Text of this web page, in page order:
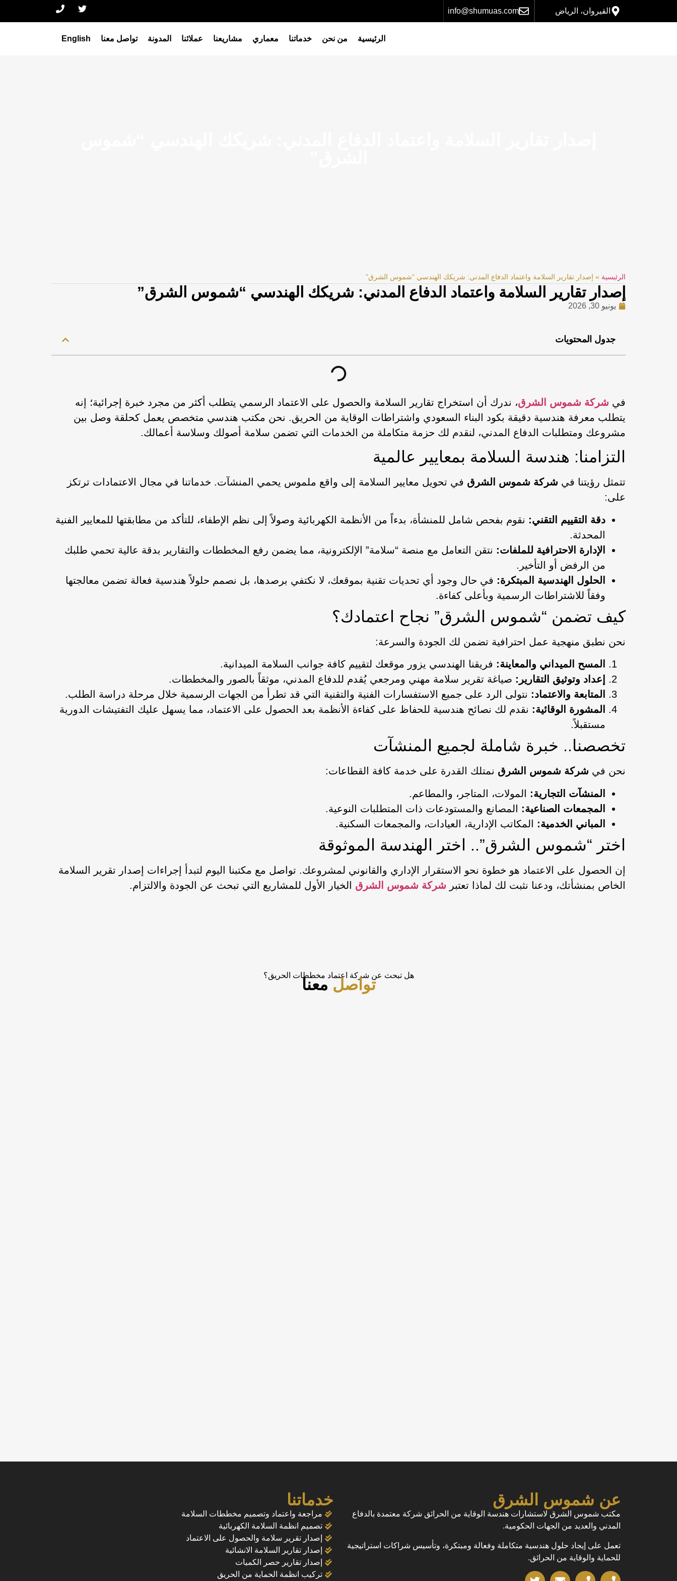
القيروان، الرياض info@shumuas.com
الرئيسية من نحن خدماتنا معماري مشاريعنا عملائنا المدونة تواصل معنا English
الرئيسية » إصدار تقارير السلامة واعتماد الدفاع المدني: شريكك الهندسي “شموس الشرق”
إصدار تقارير السلامة واعتماد الدفاع المدني: شريكك الهندسي “شموس الشرق”
يونيو 30, 2026
جدول المحتويات
في شركة شموس الشرق، ندرك أن استخراج تقارير السلامة والحصول على الاعتماد الرسمي يتطلب أكثر من مجرد خبرة إجرائية؛ إنه
يتطلب معرفة هندسية دقيقة بكود البناء السعودي واشتراطات الوقاية من الحريق. نحن مكتب هندسي متخصص يعمل كحلقة وصل بين
مشروعك ومتطلبات الدفاع المدني، لنقدم لك حزمة متكاملة من الخدمات التي تضمن سلامة أصولك وسلاسة أعمالك.
التزامنا: هندسة السلامة بمعايير عالمية
تتمثل رؤيتنا في شركة شموس الشرق في تحويل معايير السلامة إلى واقع ملموس يحمي المنشآت. خدماتنا في مجال الاعتمادات ترتكز
على:
دقة التقييم التقني: نقوم بفحص شامل للمنشأة، بدءاً من الأنظمة الكهربائية وصولاً إلى نظم الإطفاء، للتأكد من مطابقتها للمعايير الفنية
المحدثة.
الإدارة الاحترافية للملفات: نتقن التعامل مع منصة “سلامة” الإلكترونية، مما يضمن رفع المخططات والتقارير بدقة عالية تحمي طلبك
من الرفض أو التأخير.
الحلول الهندسية المبتكرة: في حال وجود أي تحديات تقنية بموقعك، لا نكتفي برصدها، بل نصمم حلولاً هندسية فعالة تضمن معالجتها
وفقاً للاشتراطات الرسمية وبأعلى كفاءة.
كيف تضمن “شموس الشرق” نجاح اعتمادك؟
نحن نطبق منهجية عمل احترافية تضمن لك الجودة والسرعة:
المسح الميداني والمعاينة: فريقنا الهندسي يزور موقعك لتقييم كافة جوانب السلامة الميدانية.
إعداد وتوثيق التقارير: صياغة تقرير سلامة مهني ومرجعي يُقدم للدفاع المدني، موثقاً بالصور والمخططات.
المتابعة والاعتماد: نتولى الرد على جميع الاستفسارات الفنية والتقنية التي قد تطرأ من الجهات الرسمية خلال مرحلة دراسة الطلب.
المشورة الوقائية: نقدم لك نصائح هندسية للحفاظ على كفاءة الأنظمة بعد الحصول على الاعتماد، مما يسهل عليك التفتيشات الدورية
مستقبلاً.
تخصصنا.. خبرة شاملة لجميع المنشآت
نحن في شركة شموس الشرق نمتلك القدرة على خدمة كافة القطاعات:
المنشآت التجارية: المولات، المتاجر، والمطاعم.
المجمعات الصناعية: المصانع والمستودعات ذات المتطلبات النوعية.
المباني الخدمية: المكاتب الإدارية، العيادات، والمجمعات السكنية.
اختر “شموس الشرق”.. اختر الهندسة الموثوقة
إن الحصول على الاعتماد هو خطوة نحو الاستقرار الإداري والقانوني لمشروعك. تواصل مع مكتبنا اليوم لتبدأ إجراءات إصدار تقرير السلامة
الخاص بمنشأتك، ودعنا نثبت لك لماذا تعتبر شركة شموس الشرق الخيار الأول للمشاريع التي تبحث عن الجودة والالتزام.
هل تبحث عن شركة اعتماد مخططات الحريق؟
تواصلمعنا
عن شموس الشرق
مكتب شموس الشرق لاستشارات هندسة الوقاية من الحرائق شركة معتمدة بالدفاع
المدني والعديد من الجهات الحكومية.
تعمل على إيجاد حلول هندسية متكاملة وفعالة ومبتكرة، وتأسيس شراكات استراتيجية
للحماية والوقاية من الحرائق.
خدماتنا
مراجعة واعتماد وتصميم مخططات السلامة
تصميم انظمة السلامة الكهربائية
إصدار تقرير سلامة والحصول على الاعتماد
إصدار تقارير السلامة الانشائية
إصدار تقارير حصر الكميات
تركيب انظمة الحماية من الحريق